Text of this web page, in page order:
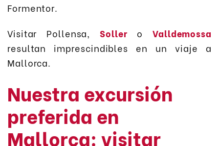
Formentor.
Visitar Pollensa,Soller o Valldemossa
resultan imprescindibles en un viaje a
Mallorca.
Nuestra excursión
preferida en
Mallorca: visitar